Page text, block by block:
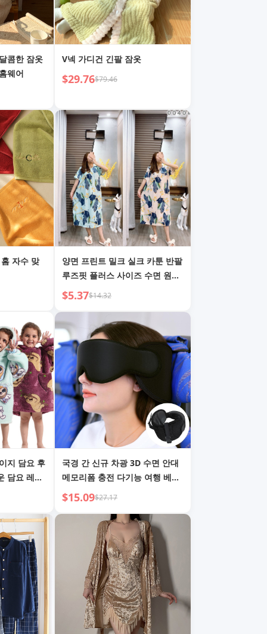
콤한 잠옷
웨어
V넥 가디건 긴팔 잠옷
$29.76$79.46
자수 맞
양면 프린트 밀크 실크 카툰 반팔
루즈핏 플러스 사이즈 수면 원피
스
$5.37$14.32
지 담요 후
담요 레이
국경 간 신규 차광 3D 수면 안대
메모리폼 충전 다기능 여행 베개
안대 눈에 압력 없음
$15.09$27.17